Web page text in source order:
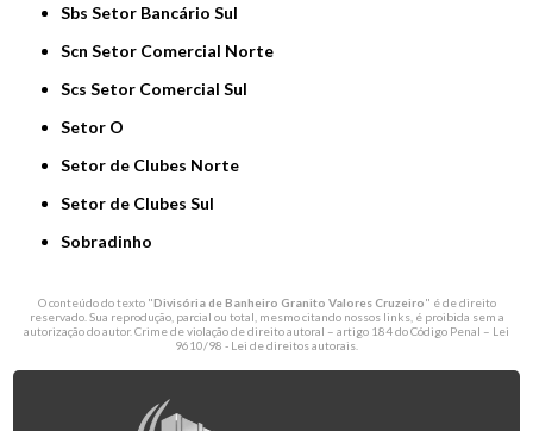
Sbs Setor Bancário Sul
Scn Setor Comercial Norte
Scs Setor Comercial Sul
Setor O
Setor de Clubes Norte
Setor de Clubes Sul
Sobradinho
O conteúdo do texto "Divisória de Banheiro Granito Valores Cruzeiro" é de direito
reservado. Sua reprodução, parcial ou total, mesmo citando nossos links, é proibida sem a
autorização do autor. Crime de violação de direito autoral – artigo 184 do Código Penal – Lei
9610/98 - Lei de direitos autorais